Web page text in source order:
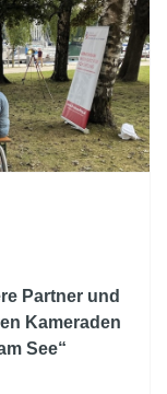
Partner und
Kameraden
See“